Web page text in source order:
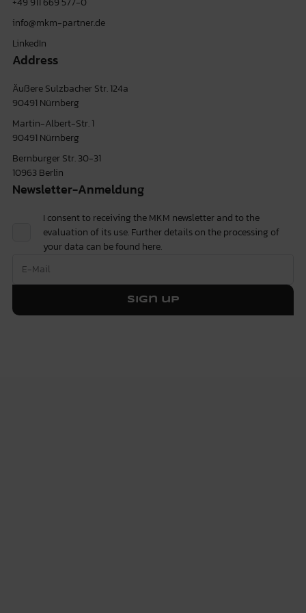
info@mkm-partner.de
LinkedIn
Address
Äußere Sulzbacher Str. 124a
90491 Nürnberg
Martin-Albert-Str. 1
90491 Nürnberg
Bernburger Str. 30-31
10963 Berlin
Newsletter-Anmeldung
I consent to receiving the MKM newsletter and to the
evaluation of its use. Further details on the processing of
your data can be found here.
Sign up